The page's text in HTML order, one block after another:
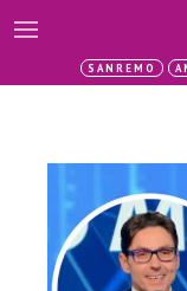
SANREMO